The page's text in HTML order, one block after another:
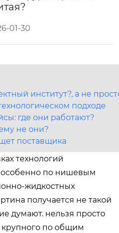
01-30
институт?, а не
подходе
где они работают?
не они?
поставщика
технологий
особенно по нишевым
жидкостных
получается не такой
думают. нельзя просто
крупного по общим